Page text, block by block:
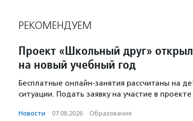
РЕКОМЕНДУЕМ
Проект «Школьный друг»
на новый учебный год
Бесплатные онлайн-занятия рассчитаны на
ситуации. Подать заявку на участие в
Новости · 07.08.2026 · Образование